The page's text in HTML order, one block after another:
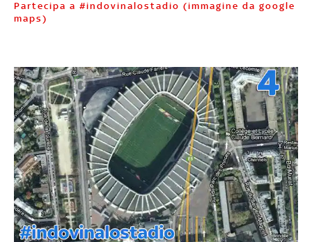
Partecipa a #indovinalostadio (immagine da google
maps)